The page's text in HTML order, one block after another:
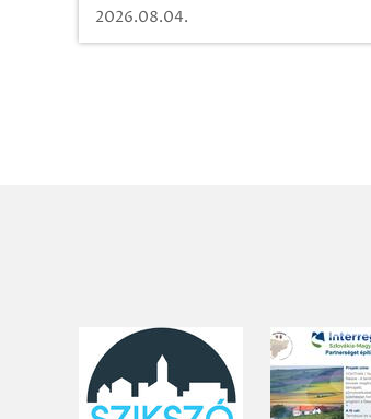
2026.08.04.